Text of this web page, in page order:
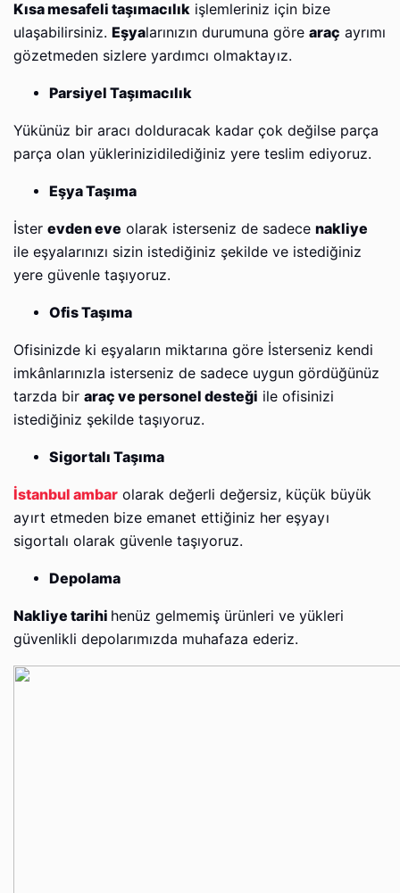
Kısa mesafeli taşımacılık işlemleriniz için bize
ulaşabilirsiniz. Eşyalarınızın durumuna göre araç ayrımı
gözetmeden sizlere yardımcı olmaktayız.
Parsiyel Taşımacılık
Yükünüz bir aracı dolduracak kadar çok değilse parça
parça olan yüklerinizidilediğiniz yere teslim ediyoruz.
Eşya Taşıma
İster evden eve olarak isterseniz de sadece nakliye
ile eşyalarınızı sizin istediğiniz şekilde ve istediğiniz
yere güvenle taşıyoruz.
Ofis Taşıma
Ofisinizde ki eşyaların miktarına göre İsterseniz kendi
imkânlarınızla isterseniz de sadece uygun gördüğünüz
tarzda bir araç ve personel desteği ile ofisinizi
istediğiniz şekilde taşıyoruz.
Sigortalı Taşıma
İstanbul ambar olarak değerli değersiz, küçük büyük
ayırt etmeden bize emanet ettiğiniz her eşyayı
sigortalı olarak güvenle taşıyoruz.
Depolama
Nakliye tarihi henüz gelmemiş ürünleri ve yükleri
güvenlikli depolarımızda muhafaza ederiz.